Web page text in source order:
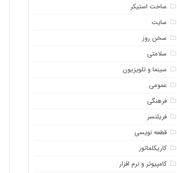
ساخت استیکر
سایت
سخن روز
سلامتی
سینما و تلویزیون
عمومی
فرهنگی
فریلنسر
قطعه نویسی
کاریکلماتور
کامپیوتر و نرم افزار